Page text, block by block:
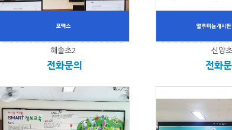
해솔초2
전화문의
신양초
전화